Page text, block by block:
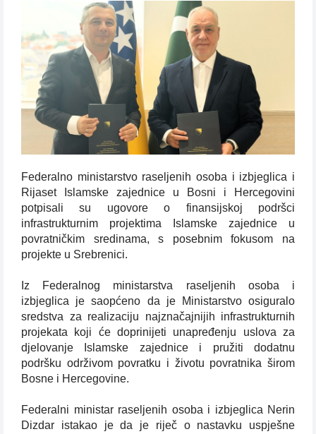
Federalno ministarstvo raseljenih osoba i izbjeglica i
Rijaset Islamske zajednice u Bosni i Hercegovini
potpisali su ugovore o finansijskoj podršci
infrastrukturnim projektima Islamske zajednice u
povratničkim sredinama, s posebnim fokusom na
projekte u Srebrenici.
Iz Federalnog ministarstva raseljenih osoba i
izbjeglica je saopćeno da je Ministarstvo osiguralo
sredstva za realizaciju najznačajnijih infrastrukturnih
projekata koji će doprinijeti unapređenju uslova za
djelovanje Islamske zajednice i pružiti dodatnu
podršku održivom povratku i životu povratnika širom
Bosne i Hercegovine.
Federalni ministar raseljenih osoba i izbjeglica Nerin
Dizdar istakao je da je riječ o nastavku uspješne